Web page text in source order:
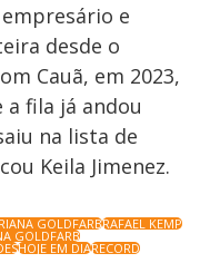
e
desde o
Cauã, em 2023,
fila já andou
na lista de
Keila Jimenez.
GOLDFARBRAFAEL KEMP
GOLDFARB
HOJE EM DIARECORD